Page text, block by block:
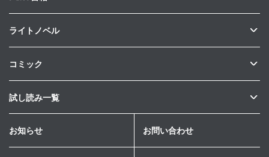
ライトノベル
コミック
試し読み一覧
お知らせ お問い合わせ